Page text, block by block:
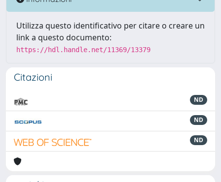
Utilizza questo identificativo per citare o creare un
link a questo documento:
https://hdl.handle.net/11369/13379
Citazioni
ND
ND
ND